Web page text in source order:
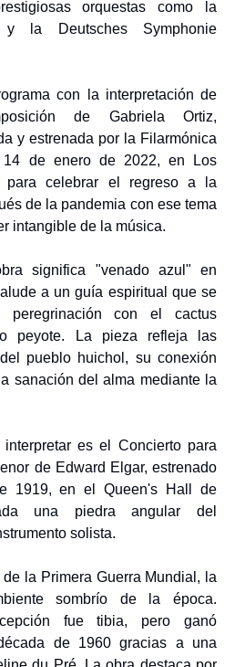
orquestas como la
y la Deutsches Symphonie
con la interpretación de
de Gabriela Ortiz,
y estrenada por la Filarmónica
de enero de 2022, en Los
para celebrar el regreso a la
de la pandemia con ese tema
intangible de la música.
significa "venado azul" en
a un guía espiritual que se
peregrinación con el cactus
peyote. La pieza refleja las
pueblo huichol, su conexión
sanación del alma mediante la
es el Concierto para
de Edward Elgar, estrenado
1919, en el Queen's Hall de
una piedra angular del
solista.
la Primera Guerra Mundial, la
sombrío de la época.
fue tibia, pero ganó
de 1960 gracias a una